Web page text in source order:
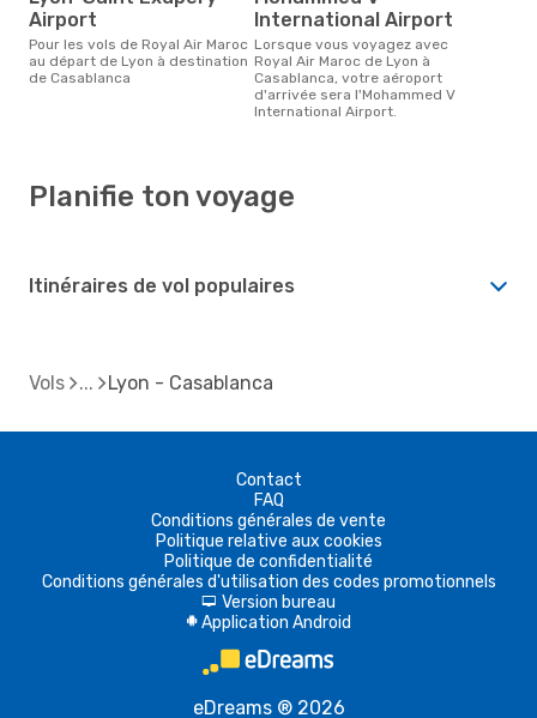
Airport
Pour les vols de Royal Air Maroc
au départ de Lyon à destination
de Casablanca
International Airport
Lorsque vous voyagez avec
Royal Air Maroc de Lyon à
Casablanca, votre aéroport
d'arrivée sera l'Mohammed V
International Airport.
Planifie ton voyage
Itinéraires de vol populaires
Vols Lyon - Casablanca
Contact
FAQ
Conditions générales de vente
Politique relative aux cookies
Politique de confidentialité
Conditions générales d'utilisation des codes promotionnels
d Version bureau
A Application Android
eDreams ® 2026